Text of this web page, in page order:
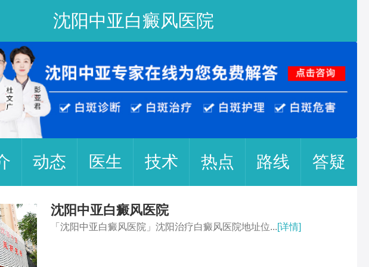
沈阳中亚白癜风医院
动态 医生 技术 热点 路线 答疑
沈阳中亚白癜风医院
「沈阳中亚白癜风医院」沈阳治疗白癜风医院地址位...[详情]